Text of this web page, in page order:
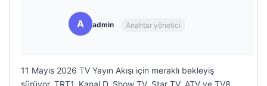
A admin Anahtar yönetici
11 Mayıs 2026 TV Yayın Akışı için meraklı bekleyiş
sürüyor. TRT1, Kanal D, Show TV, Star TV, ATV ve TV8